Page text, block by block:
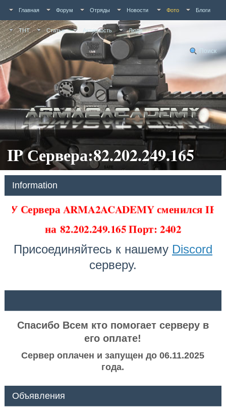
Главная Форум Отряды Новости Фото Блоги
ТНТ Статьи Активность Люди
Поиск
IP Сервера:82.202.249.165
Information
У Сервера ARMA2ACADEMY сменился IP
на82.202.249.165 Порт: 2402
Присоединяйтесь к нашему Discord
серверу.
Спасибо Всем кто помогает серверу в
его оплате!
Сервер оплачен и запущен до 06.11.2025
года.
Объявления